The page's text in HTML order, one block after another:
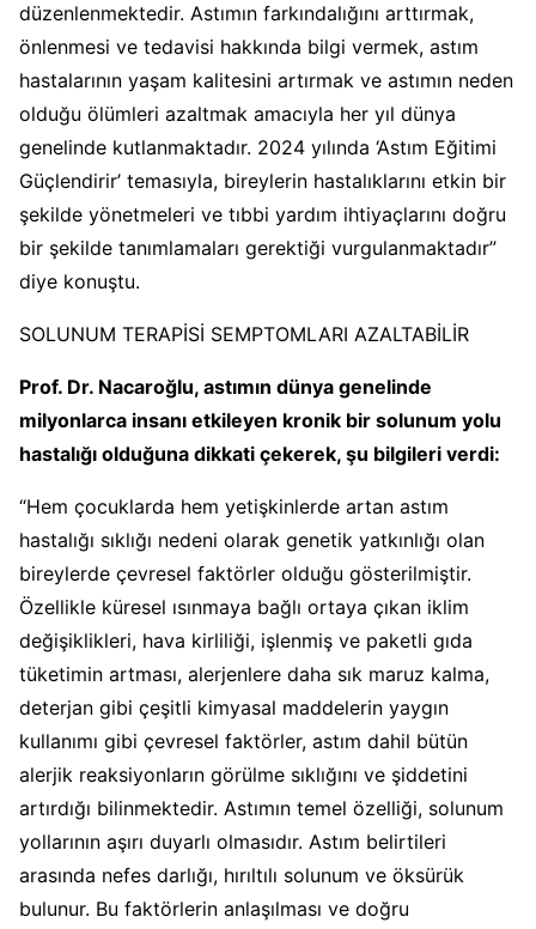
düzenlenmektedir. Astımın farkındalığını arttırmak,
önlenmesi ve tedavisi hakkında bilgi vermek, astım
hastalarının yaşam kalitesini artırmak ve astımın neden
olduğu ölümleri azaltmak amacıyla her yıl dünya
genelinde kutlanmaktadır. 2024 yılında ‘Astım Eğitimi
Güçlendirir’ temasıyla, bireylerin hastalıklarını etkin bir
şekilde yönetmeleri ve tıbbi yardım ihtiyaçlarını doğru
bir şekilde tanımlamaları gerektiği vurgulanmaktadır”
diye konuştu.
SOLUNUM TERAPİSİ SEMPTOMLARI AZALTABİLİR
Prof. Dr. Nacaroğlu, astımın dünya genelinde
milyonlarca insanı etkileyen kronik bir solunum yolu
hastalığı olduğuna dikkati çekerek, şu bilgileri verdi:
“Hem çocuklarda hem yetişkinlerde artan astım
hastalığı sıklığı nedeni olarak genetik yatkınlığı olan
bireylerde çevresel faktörler olduğu gösterilmiştir.
Özellikle küresel ısınmaya bağlı ortaya çıkan iklim
değişiklikleri, hava kirliliği, işlenmiş ve paketli gıda
tüketimin artması, alerjenlere daha sık maruz kalma,
deterjan gibi çeşitli kimyasal maddelerin yaygın
kullanımı gibi çevresel faktörler, astım dahil bütün
alerjik reaksiyonların görülme sıklığını ve şiddetini
artırdığı bilinmektedir. Astımın temel özelliği, solunum
yollarının aşırı duyarlı olmasıdır. Astım belirtileri
arasında nefes darlığı, hırıltılı solunum ve öksürük
bulunur. Bu faktörlerin anlaşılması ve doğru